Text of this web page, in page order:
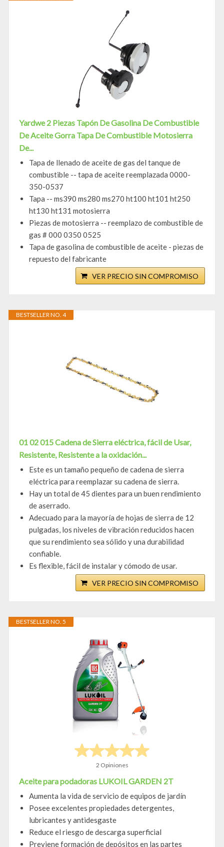
Yardwe 2 Piezas Tapón De Gasolina De Combustible
De Aceite Gorra Tapa De Combustible Motosierra
De...
Tapa de llenado de aceite de gas del tanque de
combustible -- tapa de aceite reemplazada 0000-
350-0537
Tapa -- ms390 ms280 ms270 ht100 ht101 ht250
ht130 ht131 motosierra
Piezas de motosierra -- reemplazo de combustible de
gas # 000 0350 0525
Tapa de gasolina de combustible de aceite - piezas de
repuesto del fabricante
VER PRECIO SIN COMPROMISO
BESTSELLER NO. 4
01 02 015 Cadena de Sierra eléctrica, fácil de Usar,
Resistente, Resistente a la oxidación...
Este es un tamaño pequeño de cadena de sierra
eléctrica para reemplazar su cadena de sierra.
Hay un total de 45 dientes para un buen rendimiento
de aserrado.
Adecuado para la mayoría de hojas de sierra de 12
pulgadas, los niveles de vibración reducidos hacen
que su rendimiento sea sólido y una durabilidad
confiable.
Es flexible, fácil de instalar y cómodo de usar.
VER PRECIO SIN COMPROMISO
BESTSELLER NO. 5
2 Opiniones
Aceite para podadoras LUKOIL GARDEN 2T
Aumenta la vida de servicio de equipos de jardín
Posee excelentes propiedades detergentes,
lubricantes y antidesgaste
Reduce el riesgo de descarga superficial
Previene formación de depósitos en las partes